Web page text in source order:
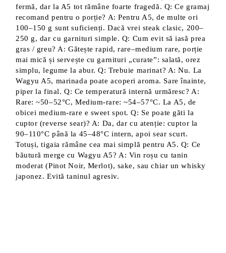
fermă, dar la A5 tot rămâne foarte fragedă. Q: Ce gramaj
recomand pentru o porție? A: Pentru A5, de multe ori
100–150 g sunt suficienți. Dacă vrei steak clasic, 200–
250 g, dar cu garnituri simple. Q: Cum evit să iasă prea
gras / greu? A: Gătește rapid, rare–medium rare, porție
mai mică și servește cu garnituri „curate”: salată, orez
simplu, legume la abur. Q: Trebuie marinat? A: Nu. La
Wagyu A5, marinada poate acoperi aroma. Sare înainte,
piper la final. Q: Ce temperatură internă urmăresc? A:
Rare: ~50–52°C, Medium-rare: ~54–57°C. La A5, de
obicei medium-rare e sweet spot. Q: Se poate găti la
cuptor (reverse sear)? A: Da, dar cu atenție: cuptor la
90–110°C până la 45–48°C intern, apoi sear scurt.
Totuși, tigaia rămâne cea mai simplă pentru A5. Q: Ce
băutură merge cu Wagyu A5? A: Vin roșu cu tanin
moderat (Pinot Noir, Merlot), sake, sau chiar un whisky
japonez. Evită taninul agresiv.